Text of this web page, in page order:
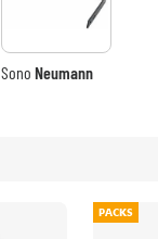
SonoNeumann
PACKS